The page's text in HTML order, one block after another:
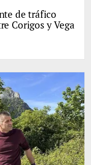
de tráfico
Corigos y Vega